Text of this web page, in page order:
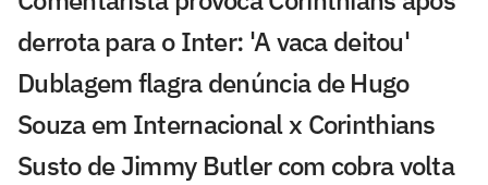
derrota para o Inter: 'A vaca deitou'
Dublagem flagra denúncia de Hugo
Souza em Internacional x Corinthians
Susto de Jimmy Butler com cobra volta